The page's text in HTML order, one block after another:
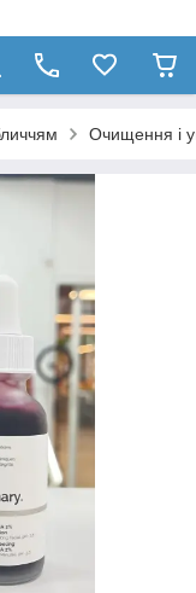
Очищення і